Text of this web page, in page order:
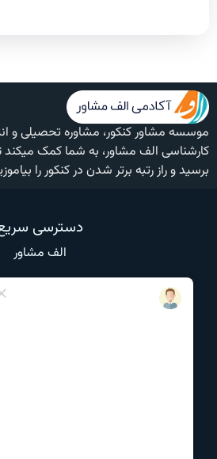
موسسه مشاور کنکور، مشاوره تحصیلی و
کارشناسی الف مشاور، به شما کمک میکند
برسید و راز رتبه برتر شدن در کنکور را
دسترسی
الف مشاور